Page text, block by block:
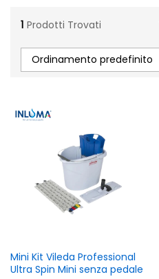
1 Prodotti Trovati
Ordinamento predefinito
Mini Kit Vileda Professional
Ultra Spin Mini senza pedale